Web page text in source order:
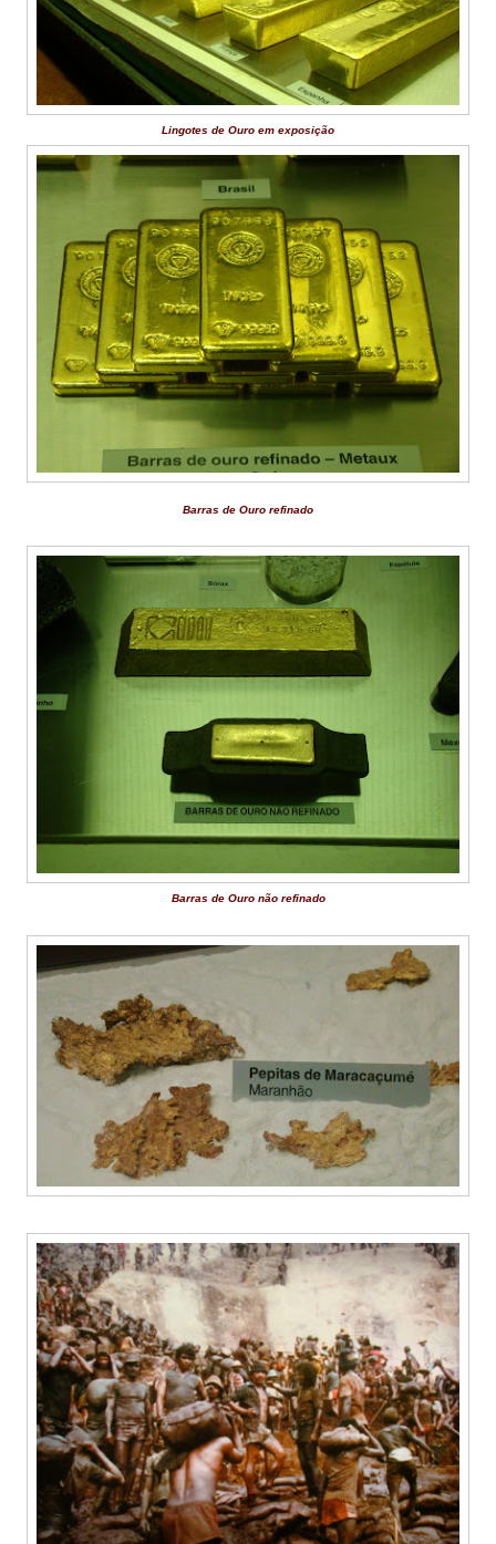
Lingotes de Ouro em exposição
Barras de Ouro refinado
Barras de Ouro não refinado